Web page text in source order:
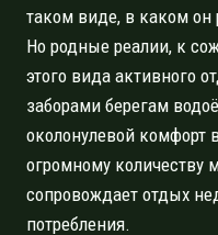
таком виде, в каком
Но родные реалии, к
этого вида активного
заборами берегам
околонулевой комфорт
огромному количеству
сопровождает отдых
потребления.